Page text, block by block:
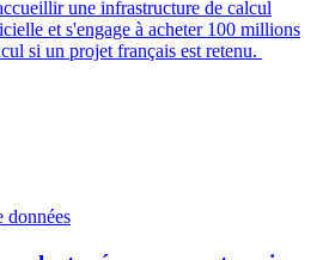
une infrastructure de calcul
et s'engage à acheter 100 millions
si un projet français est retenu.
données